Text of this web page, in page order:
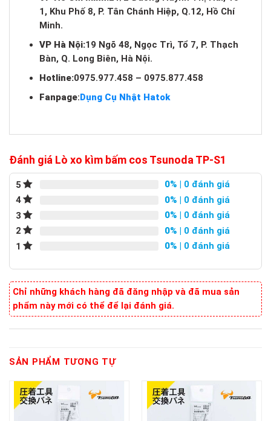
1, Khu Phố 8, P. Tân Chánh Hiệp, Q.12, Hồ Chí
Minh.
VP Hà Nội:19 Ngõ 48, Ngọc Trì, Tổ 7, P. Thạch
Bàn, Q. Long Biên, Hà Nội.
Hotline:0975.977.458 – 0975.877.458
Fanpage:Dụng Cụ Nhật Hatok
Đánh giá Lò xo kìm bấm cos Tsunoda TP-S1
5 0% | 0 đánh giá
4
0% | 0 đánh giá
3
0% | 0 đánh giá
2
0% | 0 đánh giá
1
0% | 0 đánh giá
Chỉ những khách hàng đã đăng nhập và đã mua sản
phẩm này mới có thể để lại đánh giá.
SẢN PHẨM TƯƠNG TỰ